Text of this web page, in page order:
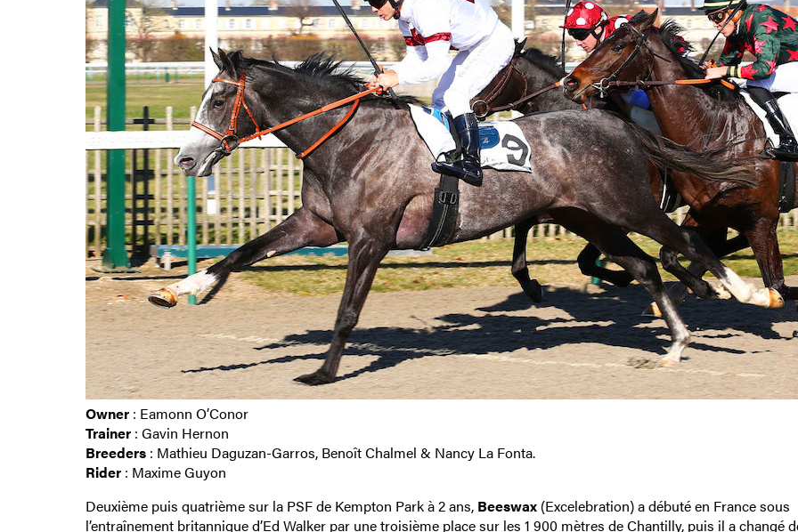
Owner: Eamonn O’Conor
Trainer: Gavin Hernon
Breeders: Mathieu Daguzan-Garros, Benoît Chalmel & Nancy La Fonta.
Rider: Maxime Guyon
Deuxième puis quatrième sur la PSF de Kempton Park à 2 ans, Beeswax(Excelebration) a débuté en France sous
l’entraînement britannique d’Ed Walker par une troisième place sur les 1 900 mètres de Chantilly, puis il a changé